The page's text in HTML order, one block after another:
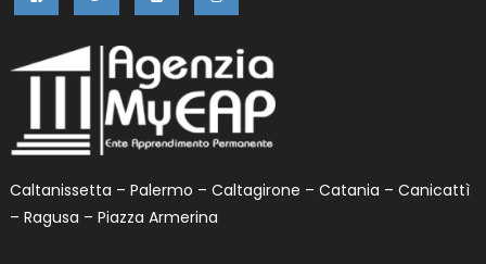
Caltanissetta – Palermo – Caltagirone – Catania – Canicattì
– Ragusa – Piazza Armerina